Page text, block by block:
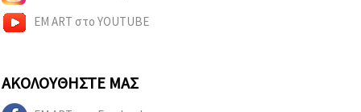
EM ART στο YOUTUBE
ΑΚΟΛΟΥΘΉΣΤΕ ΜΑΣ